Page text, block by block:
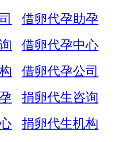
借卵代孕助孕
借卵代孕中心
借卵代孕公司
捐卵代生咨询
捐卵代生机构